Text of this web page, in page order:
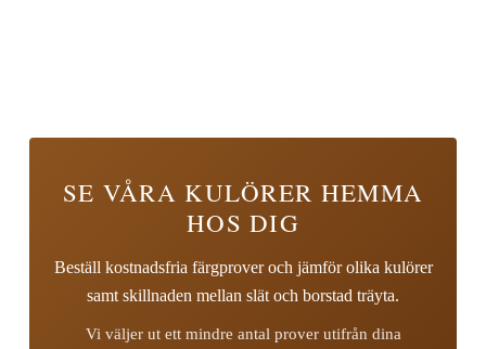
SE VÅRA KULÖRER HEMMA
HOS DIG
Beställ kostnadsfria färgprover och jämför olika kulörer
samt skillnaden mellan slät och borstad träyta.
Vi väljer ut ett mindre antal prover utifrån dina